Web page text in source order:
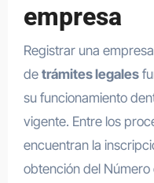
empresa
Registrar una
de trámites legales
su funcionamiento
vigente. Entre los
encuentran la
obtención del Número